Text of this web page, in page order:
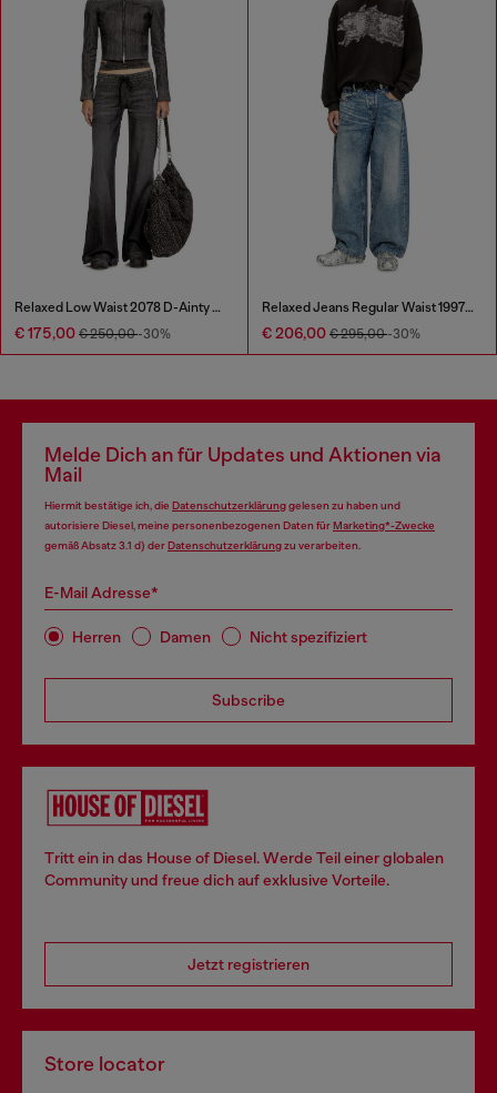
Relaxed Low Waist 2078 D-Ainty Joggjeans®
€ 175,00 € 250,00-30%
Relaxed Jeans Regular Waist 1997 D-Enim
€ 206,00 € 295,00-30%
Melde Dich an für Updates und Aktionen via
Mail
Hiermit bestätige ich, die Datenschutzerklärunggelesen zu haben und
autorisiere Diesel, meine personenbezogenen Daten fürMarketing*-Zwecke
gemäß Absatz 3.1 d) derDatenschutzerklärungzu verarbeiten.
E-Mail Adresse*
Herren Damen Nicht spezifiziert
Subscribe
Tritt ein in das House of Diesel. Werde Teil einer globalen
Community und freue dich auf exklusive Vorteile.
Jetzt registrieren
Store locator